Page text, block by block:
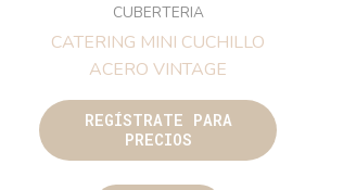
CUBERTERIA
CATERING MINI CUCHILLO
ACERO VINTAGE
REGÍSTRATE PARA
PRECIOS